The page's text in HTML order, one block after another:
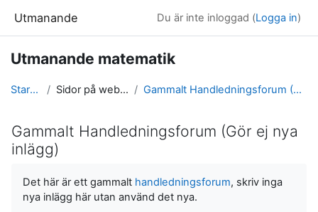
Utmanande Du är inte inloggad (Logga in)
Utmanande matematik
Startsida Sidor på webbplatsen Gammalt Handledningsforum (Gör ej nya inlägg)
Gammalt Handledningsforum (Gör ej nya
inlägg)
Det här är ett gammalt handledningsforum, skriv inga
nya inlägg här utan använd det nya.